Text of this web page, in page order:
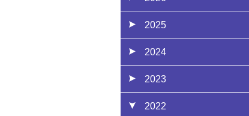
2025
2024
2023
2022